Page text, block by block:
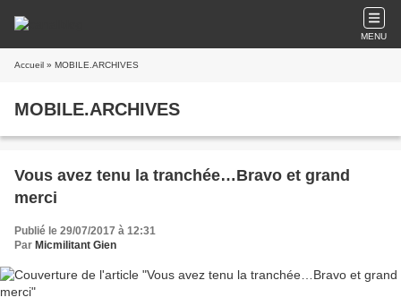
MENU
Accueil » MOBILE.ARCHIVES
MOBILE.ARCHIVES
Vous avez tenu la tranchée…Bravo et grand
merci
Publié le 29/07/2017 à 12:31
Par Micmilitant Gien